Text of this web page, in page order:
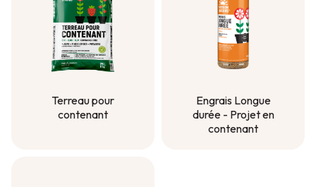
Terreau pour
contenant
Engrais Longue
durée - Projet en
contenant